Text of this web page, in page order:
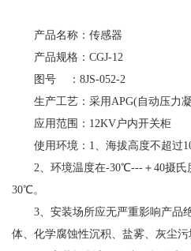
产品名称：传感器
产品规格：CGJ-12
图号 ：8JS-052-2
生产工艺：采用APG(自动压力
应用范围：12KV户内开关柜
使用环境：1、海拔高度不超过
2、环境温度在-30℃---＋40摄
30℃。
3、安装场所应无严重影响产品
体、化学腐蚀性沉积、盐雾、灰尘污